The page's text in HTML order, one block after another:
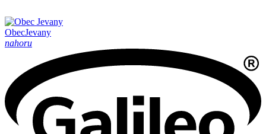
ObecJevany
nahoru